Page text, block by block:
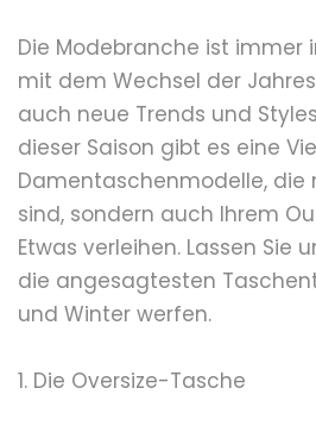
Die Modebranche ist immer
mit dem Wechsel der
auch neue Trends und
dieser Saison gibt es eine
Damentaschenmodelle, die
sind, sondern auch Ihrem
Etwas verleihen. Lassen Sie
die angesagtesten
und Winter werfen.
1. Die Oversize-Tasche